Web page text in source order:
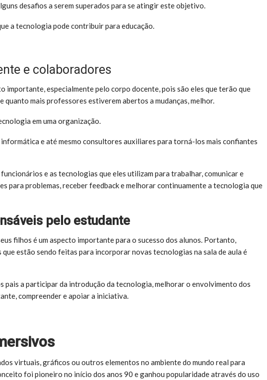
desafios a serem superados para se atingir este objetivo.
a tecnologia pode contribuir para educação.
e colaboradores
importante, especialmente pelo corpo docente, pois são eles que terão que
quanto mais professores estiverem abertos a mudanças, melhor.
em uma organização.
e até mesmo consultores auxiliares para torná-los mais confiantes
e as tecnologias que eles utilizam para trabalhar, comunicar e
para problemas, receber feedback e melhorar continuamente a tecnologia que
pelo estudante
filhos é um aspecto importante para o sucesso dos alunos. Portanto,
estão sendo feitas para incorporar novas tecnologias na sala de aula é
pais a participar da introdução da tecnologia, melhorar o envolvimento dos
compreender e apoiar a iniciativa.
virtuais, gráficos ou outros elementos no ambiente do mundo real para
foi pioneiro no início dos anos 90 e ganhou popularidade através do uso